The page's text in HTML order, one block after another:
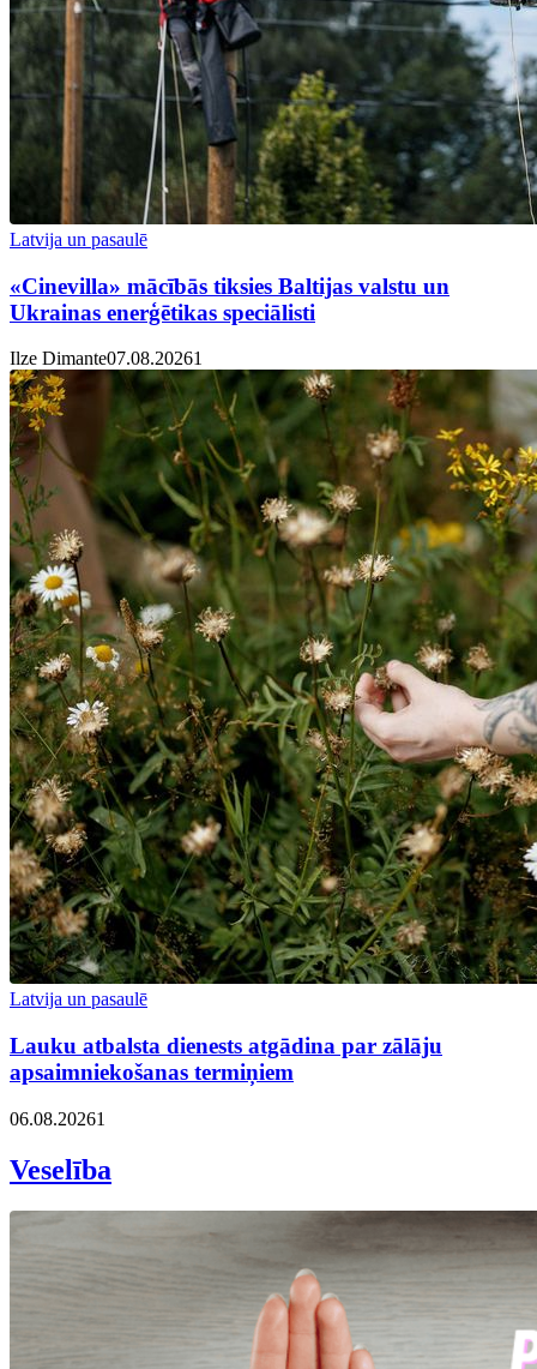
Latvija un pasaulē
«Cinevilla» mācībās tiksies Baltijas valstu un
Ukrainas enerģētikas speciālisti
Ilze Dimante07.08.20261
Latvija un pasaulē
Lauku atbalsta dienests atgādina par zālāju
apsaimniekošanas termiņiem
06.08.20261
Veselība